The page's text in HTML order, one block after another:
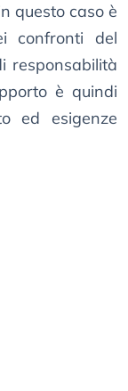
questo caso è
confronti del
responsabilità
è quindi
ed esigenze